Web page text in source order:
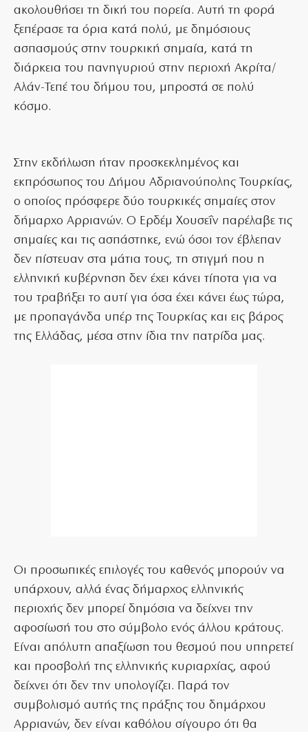
ακολουθήσει τη δική του πορεία. Αυτή τη φορά
ξεπέρασε τα όρια κατά πολύ, με δημόσιους
ασπασμούς στην τουρκική σημαία, κατά τη
διάρκεια του πανηγυριού στην περιοχή Ακρίτα/
Αλάν-Τεπέ του δήμου του, μπροστά σε πολύ
κόσμο.
Στην εκδήλωση ήταν προσκεκλημένος και
εκπρόσωπος του Δήμου Αδριανούπολης Τουρκίας,
ο οποίος πρόσφερε δύο τουρκικές σημαίες στον
δήμαρχο Αρριανών. Ο Ερδέμ Χουσεΐν παρέλαβε τις
σημαίες και τις ασπάστηκε, ενώ όσοι τον έβλεπαν
δεν πίστευαν στα μάτια τους, τη στιγμή που η
ελληνική κυβέρνηση δεν έχει κάνει τίποτα για να
του τραβήξει το αυτί για όσα έχει κάνει έως τώρα,
με προπαγάνδα υπέρ της Τουρκίας και εις βάρος
της Ελλάδας, μέσα στην ίδια την πατρίδα μας.
Οι προσωπικές επιλογές του καθενός μπορούν να
υπάρχουν, αλλά ένας δήμαρχος ελληνικής
περιοχής δεν μπορεί δημόσια να δείχνει την
αφοσίωσή του στο σύμβολο ενός άλλου κράτους.
Είναι απόλυτη απαξίωση του θεσμού που υπηρετεί
και προσβολή της ελληνικής κυριαρχίας, αφού
δείχνει ότι δεν την υπολογίζει. Παρά τον
συμβολισμό αυτής της πράξης του δημάρχου
Αρριανών, δεν είναι καθόλου σίγουρο ότι θα